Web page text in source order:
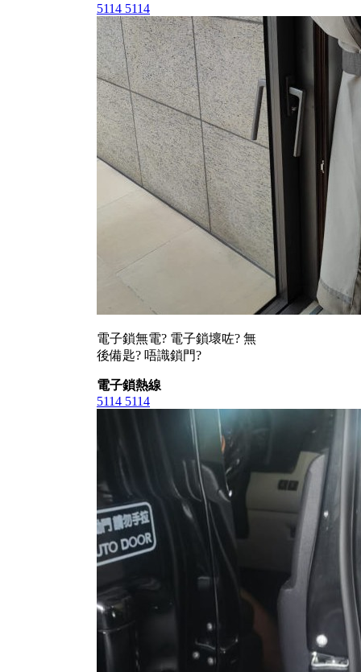
5114 5114
電子鎖無電? 電子鎖壞咗? 無
後備匙? 唔識鎖門?
電子鎖熱線
5114 5114